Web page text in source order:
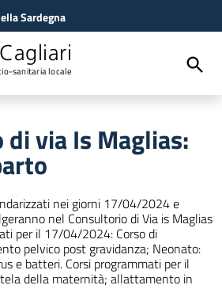
Sardegna
Cagliari
sanitaria locale
via Is Maglias:
nei giorni 17/04/2024 e
nel Consultorio di Via is Maglias
per il 17/04/2024: Corso di
pelvico post gravidanza; Neonato:
e batteri. Corsi programmati per il
della maternità; allattamento in